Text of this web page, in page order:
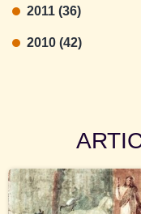
2011 (36)
2010 (42)